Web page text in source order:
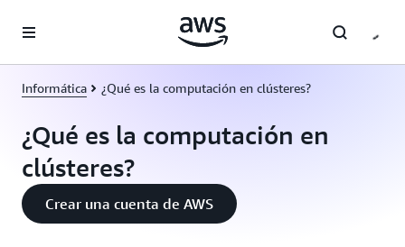
Informática ¿Qué es la computación en clústeres?
¿Qué es la computación en
clústeres?
Crear una cuenta de AWS